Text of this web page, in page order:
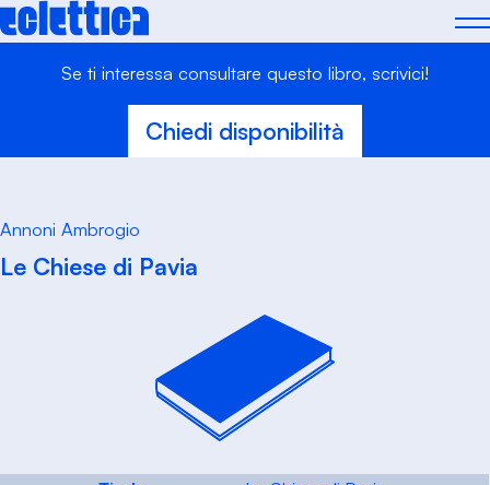
Skip
to
Se ti interessa consultare questo libro, scrivici!
Chiedi disponibilità
Annoni Ambrogio
Le Chiese di Pavia